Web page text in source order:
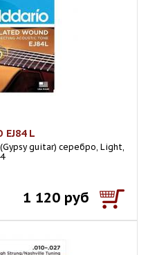
EJ84 L
(Gypsy guitar) серебро, Light,
1 120 руб